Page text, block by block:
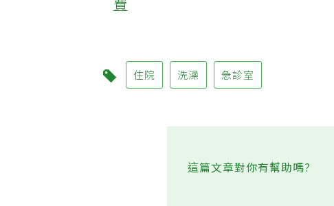
費
住院 洗澡 急診室
這篇文章對你有幫助嗎?